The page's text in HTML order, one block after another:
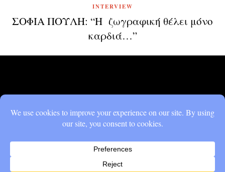
INTERVIEW
ΣΟΦΙΑ ΠΟΥΛΗ: “Η ζωγραφική θέλει μόνο
καρδιά…”